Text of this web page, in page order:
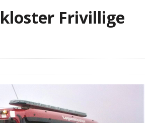
ruste betjentene til mere kompleks
Frivillige